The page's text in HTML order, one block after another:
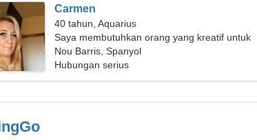
Carmen
40 tahun, Aquarius
Saya membutuhkan orang yang kreatif untuk
berjalan
Nou Barris, Spanyol
Hubungan serius